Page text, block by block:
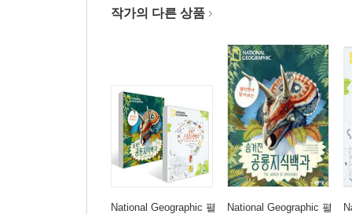
작가의 다른 상품
National Geographic 펼
National Geographic 펼